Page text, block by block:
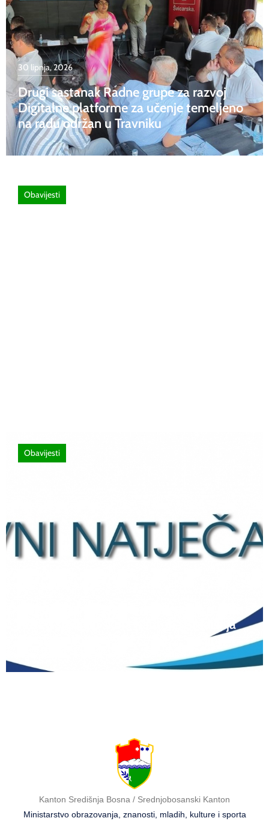
30 lipnja, 2026
Drugi sastanak Radne grupe za razvoj
Digitalne platforme za učenje temeljeno
na radu održan u Travniku
Obavijesti
razred srednjih škola Kantona Središnja
Bosna u školskoj 2026./2027. godini
Obavijesti
Kanton Središnja Bosna / Srednjobosanski Kanton
Ministarstvo obrazovanja, znanosti, mladih, kulture i sporta